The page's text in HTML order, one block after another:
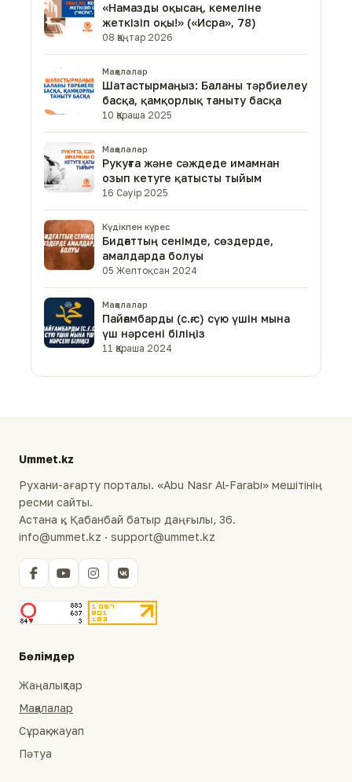
«Намазды оқысаң, кемеліне
жеткізіп оқы!» («Исра», 78)
08 Қаңтар 2026
Мақалалар
Шатастырмаңыз: Баланы тәрбиелеу
басқа, қамқорлық таныту басқа
10 Қараша 2025
Мақалалар
Рукуғта және сәждеде имамнан
озып кетуге қатысты тыйым
16 Сәуір 2025
Күдікпен күрес
Бидғаттың сенімде, сөздерде,
амалдарда болуы
05 Желтоқсан 2024
Мақалалар
Пайғамбарды (с.ғ.с) сүю үшін мына
үш нәрсені біліңіз
11 Қараша 2024
Ummet.kz
Рухани-ағарту порталы. «Abu Nasr Al-Farabi» мешітінің
ресми сайты.
Астана қ., Қабанбай батыр даңғылы, 36.
info@ummet.kz · support@ummet.kz
Бөлімдер
Жаңалықтар
Мақалалар
Сұрақ-жауап
Пәтуа